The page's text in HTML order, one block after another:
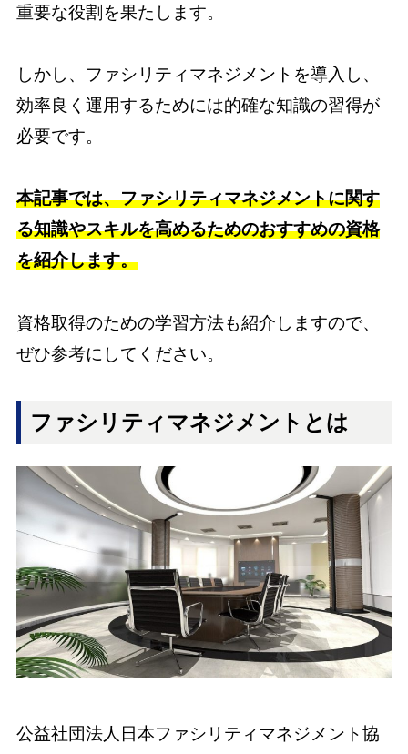
重要な役割を果たします。
しかし、ファシリティマネジメントを導入し、
効率良く運用するためには的確な知識の習得が
必要です。
本記事では、ファシリティマネジメントに関す
る知識やスキルを高めるためのおすすめの資格
を紹介します。
資格取得のための学習方法も紹介しますので、
ぜひ参考にしてください。
ファシリティマネジメントとは
公益社団法人日本ファシリティマネジメント協